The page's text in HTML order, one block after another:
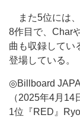
また5位には
8作目で、Char
曲も収録してい
登場している。
◎Billboard
（2025年4月14
1位『RED』